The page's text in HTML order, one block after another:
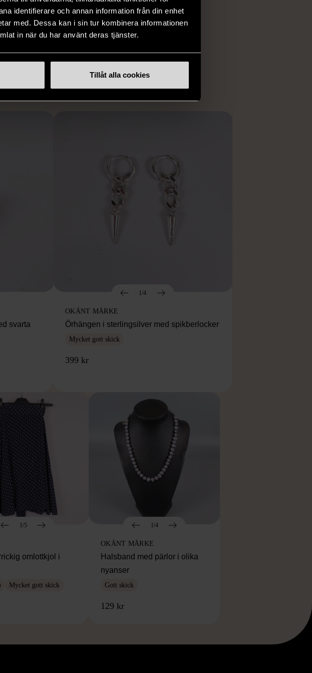
identifierare och annan information från din enhet
med. Dessa kan i sin tur kombinera informationen
in när du har använt deras tjänster.
Tillåt alla cookies
köpa
du
och ge
till böcker och elektronik i våra
butiker. Du har chansen att hitta
unika och originella föremål som
om denna
svarta
1/4
OKÄNT MÄRKE
Örhängen i sterlingsilver med spikberlocker
Mycket gott skick
399 kr
1/5
omlottkjol i
Mycket gott skick
1/4
OKÄNT MÄRKE
Halsband med pärlor i olika
nyanser
Gott skick
129 kr